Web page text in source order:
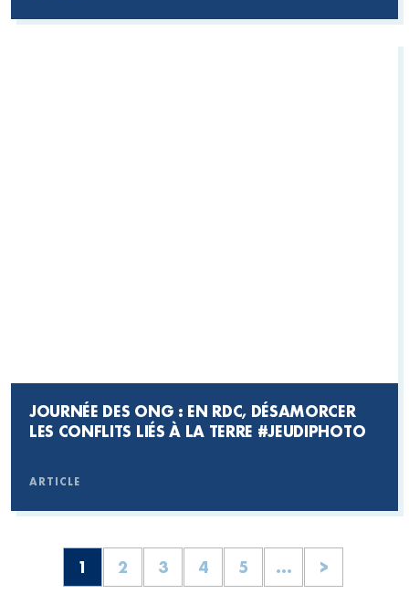
JOURNÉE DES ONG : EN RDC, DÉSAMORCER
LES CONFLITS LIÉS À LA TERRE #JEUDIPHOTO
ARTICLE
1 2 3 4 5 ... >